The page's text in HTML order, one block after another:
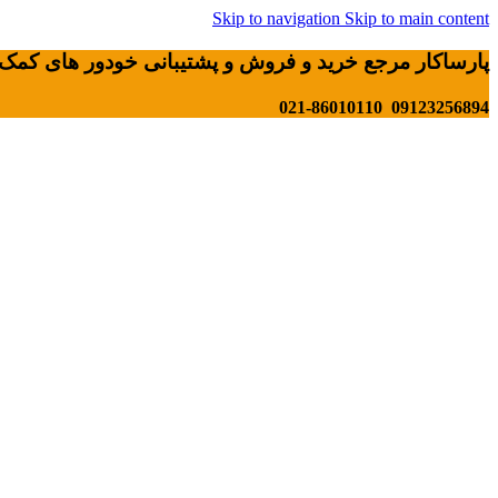
Skip to navigation Skip to main content
پارساکار مرجع خرید و فروش و پشتیبانی خودور های کمک
09123256894 021-86010110